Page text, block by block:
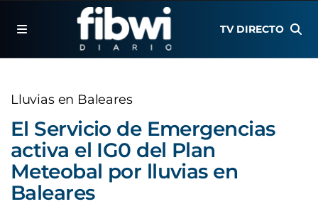
TV DIRECTO
Lluvias en Baleares
El Servicio de Emergencias
activa el IG0 del Plan
Meteobal por lluvias en
Baleares